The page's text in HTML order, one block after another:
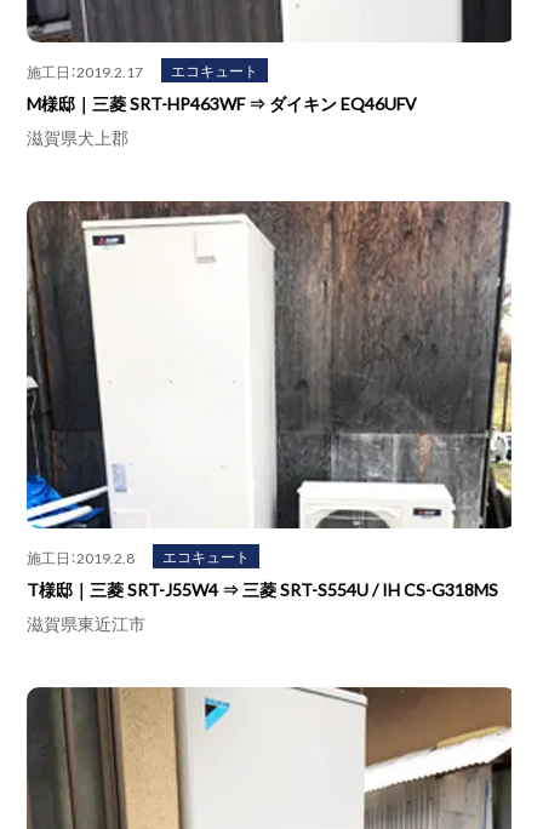
施工日：2019.2.17 エコキュート
M様邸｜三菱 SRT-HP463WF ⇒ ダイキン EQ46UFV
滋賀県犬上郡
施工日：2019.2.8 エコキュート
T様邸｜三菱 SRT-J55W4 ⇒ 三菱 SRT-S554U / IH CS-G318MS
滋賀県東近江市